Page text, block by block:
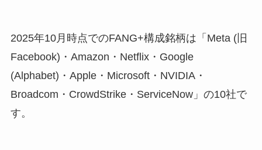
2025年10月時点でのFANG+構成銘柄は「Meta (旧
Facebook)・Amazon・Netflix・Google
(Alphabet)・Apple・Microsoft・NVIDIA・
Broadcom・CrowdStrike・ServiceNow」の10社で
す。